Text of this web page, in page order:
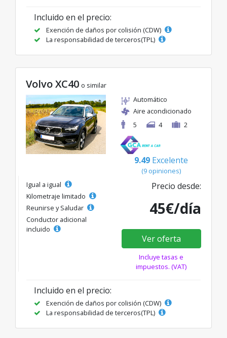
Incluido en el precio:
Exención de daños por colisión (CDW)
La responsabilidad de terceros(TPL)
Volvo XC40 o similar
Automático
Aire acondicionado
5
4 2
9.49 Excelente
(9 opiniones)
Igual a igual
Kilometraje limitado
Reunirse y Saludar
Conductor adicional
incluido
Precio desde:
45€/día
Ver oferta
Incluye tasas e
impuestos. (VAT)
Incluido en el precio:
Exención de daños por colisión (CDW)
La responsabilidad de terceros(TPL)